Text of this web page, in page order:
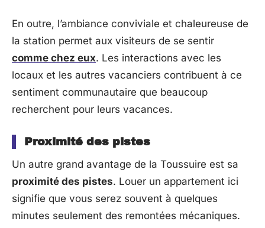
En outre, l’ambiance conviviale et chaleureuse de
la station permet aux visiteurs de se sentir
comme chez eux. Les interactions avec les
locaux et les autres vacanciers contribuent à ce
sentiment communautaire que beaucoup
recherchent pour leurs vacances.
Proximité des pistes
Un autre grand avantage de la Toussuire est sa
proximité des pistes. Louer un appartement ici
signifie que vous serez souvent à quelques
minutes seulement des remontées mécaniques.